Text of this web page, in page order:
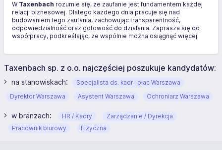
W Taxenbach rozumie się, że zaufanie jest fundamentem każdej
relacji biznesowej. Dlatego każdego dnia pracuje się nad
budowaniem tego zaufania, zachowując transparentność,
odpowiedzialność oraz gotowość do działania. Zaprasza się do
współpracy, podkreślając, że wspólnie można osiągnąć więcej.
Taxenbach sp. z o.o. najczęściej poszukuje kandydatów:
na stanowiskach:
Specjalista ds. kadr i płac Warszawa
Dyrektor Warszawa
Asystent Warszawa Ochroniarz Warszawa
w branżach: HR / Kadry
Zarządzanie / Dyrekcja
Pracownik biurowy
Fizyczna